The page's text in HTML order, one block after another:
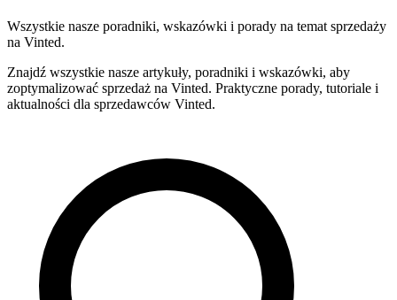
Wszystkie nasze poradniki, wskazówki i porady na temat sprzedaży
na Vinted.
Znajdź wszystkie nasze artykuły, poradniki i wskazówki, aby
zoptymalizować sprzedaż na Vinted. Praktyczne porady, tutoriale i
aktualności dla sprzedawców Vinted.